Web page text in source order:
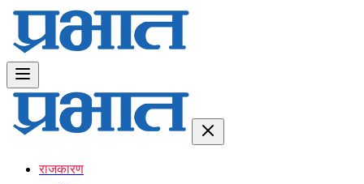
राजकारण